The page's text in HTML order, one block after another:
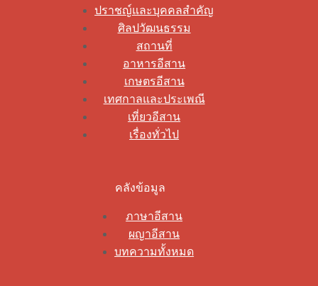
ปราชญ์และบุคคลสำคัญ
ศิลปวัฒนธรรม
สถานที่
อาหารอีสาน
เกษตรอีสาน
เทศกาลและประเพณี
เที่ยวอีสาน
เรื่องทั่วไป
คลังข้อมูล
ภาษาอีสาน
ผญาอีสาน
บทความทั้งหมด